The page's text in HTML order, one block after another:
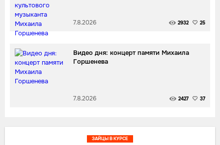
7.8.2026 2932 25
Видео дня: концерт памяти Михаила
Горшенева
7.8.2026 2427 37
ЗАЙЦЫ В КУРСЕ